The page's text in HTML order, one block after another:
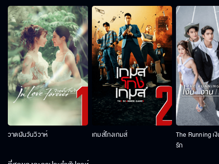
วาดฝันวันวิวาห์ เกมส์โกงเกมส์
The Running เ
รัก